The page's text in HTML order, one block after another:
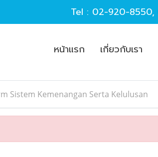
Tel : 02-920-8550,
หน้าแรก เกี่ยวกับเรา
Sistem Kemenangan Serta Kelulusan